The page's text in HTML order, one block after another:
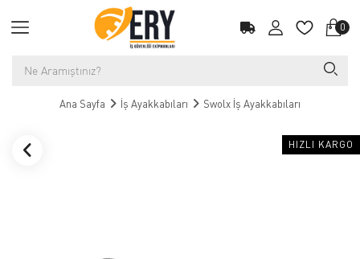
0
Ana Sayfa İş Ayakkabıları Swolx İş Ayakkabıları
HIZLI KARGO